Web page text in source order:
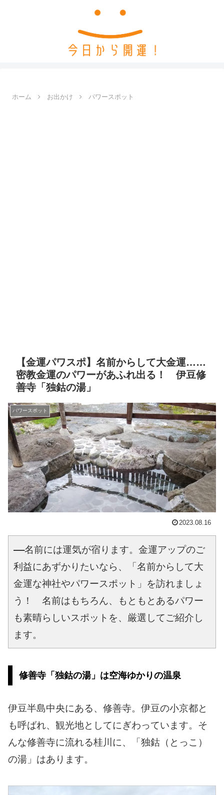
ホーム お出かけ パワースポット
【金運パワスポ】名前からして大金運……
密教金運のパワーがあふれ出る！ 伊豆修
善寺「独鈷の湯」
パワースポット
2023.08.16
――名前には運気が宿ります。金運アップのご
利益にあずかりたいなら、「名前からして大
金運な神社やパワースポット」を訪れましょ
う！　名前はもちろん、もともとあるパワー
も素晴らしいスポットを、厳選してご紹介し
ます。
修善寺「独鈷の湯」は空海ゆかりの温泉
伊豆半島中央にある、修善寺。伊豆の小京都と
も呼ばれ、観光地としてにぎわっています。そ
んな修善寺に流れる桂川に、「独鈷（とっこ）
の湯」はあります。